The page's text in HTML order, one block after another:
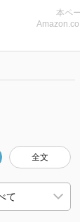
本ペ
全文